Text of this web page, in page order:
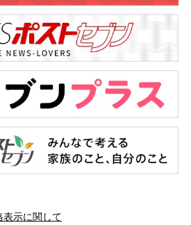
表示に関して